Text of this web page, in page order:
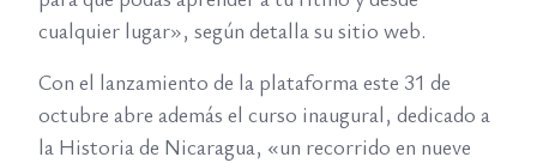
cualquier lugar», según detalla su sitio web.
Con el lanzamiento de la plataforma este 31 de
octubre abre además el curso inaugural, dedicado a
la Historia de Nicaragua, «un recorrido en nueve